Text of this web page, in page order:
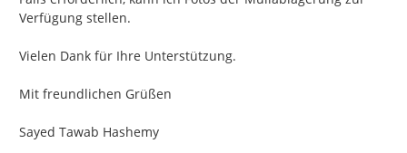
Verfügung stellen.
Vielen Dank für Ihre Unterstützung.
Mit freundlichen Grüßen
Sayed Tawab Hashemy